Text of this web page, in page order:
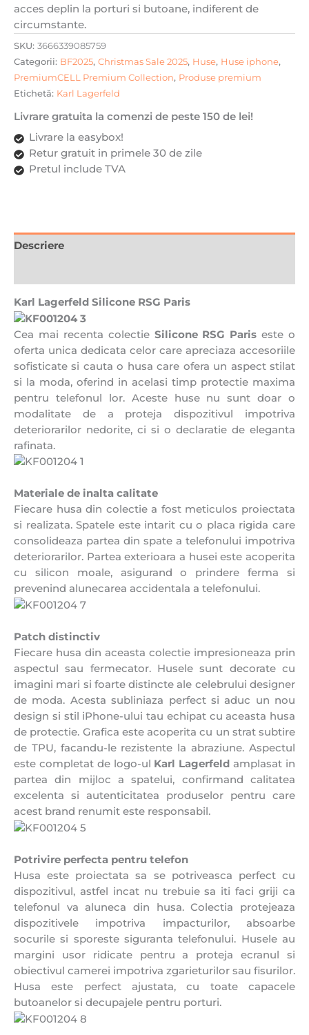
acces deplin la porturi si butoane, indiferent de
circumstante.
SKU: 3666339085759
Categorii: BF2025, Christmas Sale 2025, Huse, Huse iphone,
PremiumCELL Premium Collection, Produse premium
Etichetă: Karl Lagerfeld
Livrare gratuita la comenzi de peste 150 de lei!
Livrare la easybox!
Retur gratuit in primele 30 de zile
Pretul include TVA
Descriere
Karl Lagerfeld Silicone RSG Paris
Cea mai recenta colectie Silicone RSG Paris este o
oferta unica dedicata celor care apreciaza accesoriile
sofisticate si cauta o husa care ofera un aspect stilat
si la moda, oferind in acelasi timp protectie maxima
pentru telefonul lor. Aceste huse nu sunt doar o
modalitate de a proteja dispozitivul impotriva
deteriorarilor nedorite, ci si o declaratie de eleganta
rafinata.
Materiale de inalta calitate
Fiecare husa din colectie a fost meticulos proiectata
si realizata. Spatele este intarit cu o placa rigida care
consolideaza partea din spate a telefonului impotriva
deteriorarilor. Partea exterioara a husei este acoperita
cu silicon moale, asigurand o prindere ferma si
prevenind alunecarea accidentala a telefonului.
Patch distinctiv
Fiecare husa din aceasta colectie impresioneaza prin
aspectul sau fermecator. Husele sunt decorate cu
imagini mari si foarte distincte ale celebrului designer
de moda. Acesta subliniaza perfect si aduc un nou
design si stil iPhone-ului tau echipat cu aceasta husa
de protectie. Grafica este acoperita cu un strat subtire
de TPU, facandu-le rezistente la abraziune. Aspectul
este completat de logo-ul Karl Lagerfeld amplasat in
partea din mijloc a spatelui, confirmand calitatea
excelenta si autenticitatea produselor pentru care
acest brand renumit este responsabil.
Potrivire perfecta pentru telefon
Husa este proiectata sa se potriveasca perfect cu
dispozitivul, astfel incat nu trebuie sa iti faci griji ca
telefonul va aluneca din husa. Colectia protejeaza
dispozitivele impotriva impacturilor, absoarbe
socurile si sporeste siguranta telefonului. Husele au
margini usor ridicate pentru a proteja ecranul si
obiectivul camerei impotriva zgarieturilor sau fisurilor.
Husa este perfect ajustata, cu toate capacele
butoanelor si decupajele pentru porturi.